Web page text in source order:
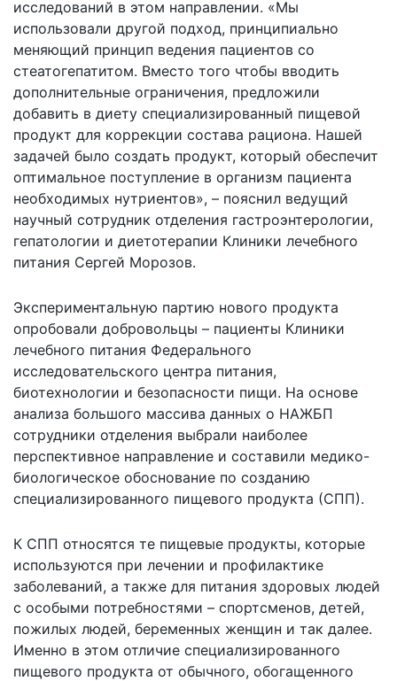
исследований в этом направлении. «Мы
использовали другой подход, принципиально
меняющий принцип ведения пациентов со
стеатогепатитом. Вместо того чтобы вводить
дополнительные ограничения, предложили
добавить в диету специализированный пищевой
продукт для коррекции состава рациона. Нашей
задачей было создать продукт, который обеспечит
оптимальное поступление в организм пациента
необходимых нутриентов», – пояснил ведущий
научный сотрудник отделения гастроэнтерологии,
гепатологии и диетотерапии Клиники лечебного
питания Сергей Морозов.
Экспериментальную партию нового продукта
опробовали добровольцы – пациенты Клиники
лечебного питания Федерального
исследовательского центра питания,
биотехнологии и безопасности пищи. На основе
анализа большого массива данных о НАЖБП
сотрудники отделения выбрали наиболее
перспективное направление и составили медико-
биологическое обоснование по созданию
специализированного пищевого продукта (СПП).
К СПП относятся те пищевые продукты, которые
используются при лечении и профилактике
заболеваний, а также для питания здоровых людей
с особыми потребностями – спортсменов, детей,
пожилых людей, беременных женщин и так далее.
Именно в этом отличие специализированного
пищевого продукта от обычного, обогащенного